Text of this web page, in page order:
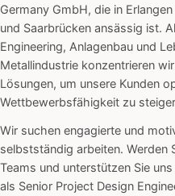
Germany GmbH, die in
und Saarbrücken ansässig ist.
Engineering, Anlagenbau und
Metallindustrie konzentrieren
Lösungen, um unsere Kunden
Wettbewerbsfähigkeit zu
Wir suchen engagierte und
selbstständig arbeiten. Werden
Teams und unterstützen Sie
als Senior Project Design